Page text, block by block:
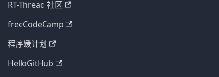
RT-Thread 社区
freeCodeCamp
程序媛计划
HelloGitHub